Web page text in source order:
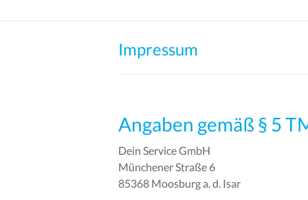
Impressum
Angaben gemäß § 5
Dein Service GmbH
Münchener Straße 6
85368 Moosburg a. d. Isar